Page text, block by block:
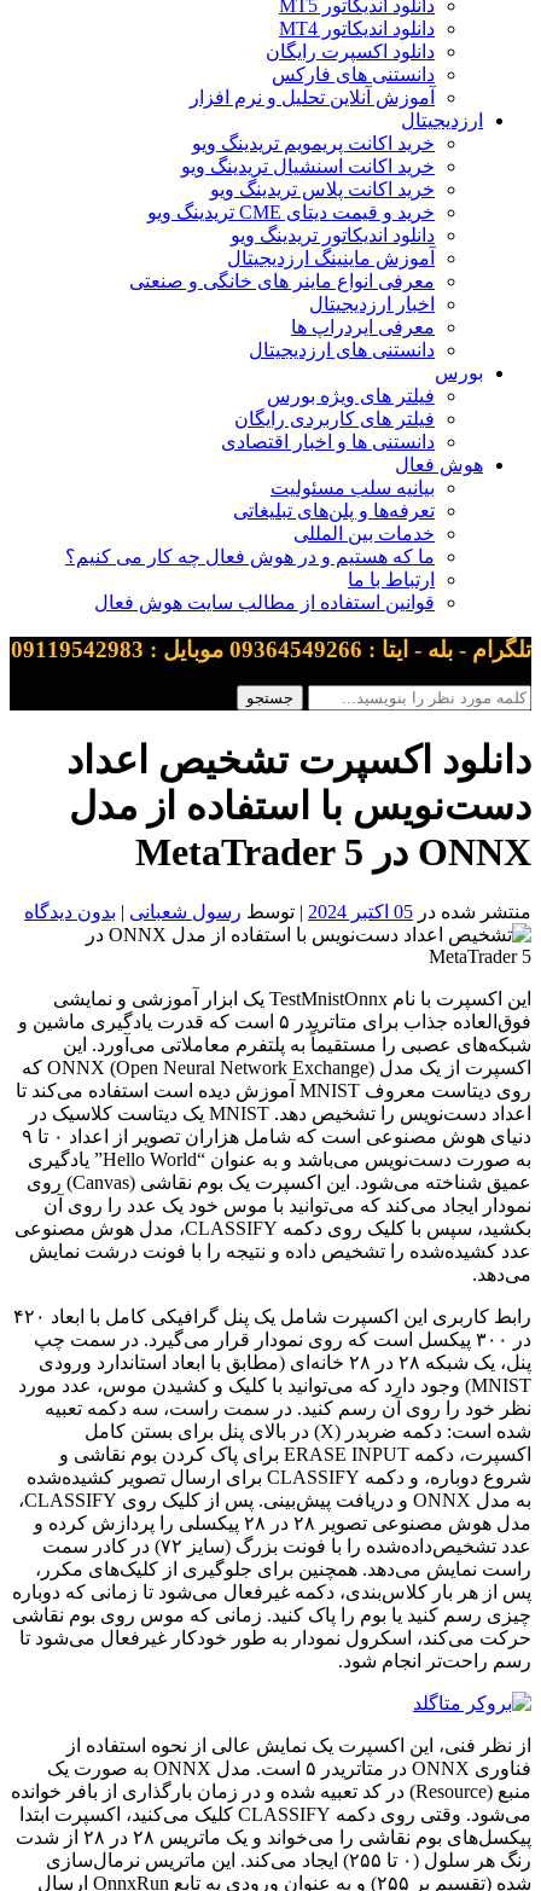
دانلود اندیکاتور MT5
دانلود اندیکاتور MT4
دانلود اکسپرت رایگان
دانستنی های فارکس
آموزش آنلاین تحلیل و نرم افزار
ارزدیجیتال
خرید اکانت پریمویم تریدینگ ویو
خرید اکانت اسنشیال تریدینگ ویو
خرید اکانت پلاس تریدینگ ویو
خرید و قیمت دیتای CME تریدینگ ویو
دانلود اندیکاتور تریدینگ ویو
آموزش ماینینگ ارزدیجیتال
معرفی انواع ماینر های خانگی و صنعتی
اخبار ارزدیجیتال
معرفی ایردراپ ها
دانستنی های ارزدیجیتال
بورس
فیلتر های ویژه بورس
فیلتر های کاربردی رایگان
دانستنی ها و اخبار اقتصادی
هوش فعال
بیانیه سلب مسئولیت
تعرفه‌ها و پلن‌های تبلیغاتی
خدمات بین المللی
ما که هستیم و در هوش فعال چه کار می کنیم؟
ارتباط با ما
قوانین استفاده از مطالب سایت هوش فعال
تلگرام - بله - ایتا : 09364549266 موبایل : 09119542983
دانلود اکسپرت تشخیص اعداد
دست‌نویس با استفاده از مدل
ONNX در MetaTrader 5
منتشر شده در 05 اکتبر 2024 | توسط رسول شعبانی | بدون دیدگاه
این اکسپرت با نام TestMnistOnnx یک ابزار آموزشی و نمایشی
فوق‌العاده جذاب برای متاتریدر ۵ است که قدرت یادگیری ماشین و
شبکه‌های عصبی را مستقیماً به پلتفرم معاملاتی می‌آورد. این
اکسپرت از یک مدل ONNX (Open Neural Network Exchange) که
روی دیتاست معروف MNIST آموزش دیده است استفاده می‌کند تا
اعداد دست‌نویس را تشخیص دهد. MNIST یک دیتاست کلاسیک در
دنیای هوش مصنوعی است که شامل هزاران تصویر از اعداد ۰ تا ۹
به صورت دست‌نویس می‌باشد و به عنوان “Hello World” یادگیری
عمیق شناخته می‌شود. این اکسپرت یک بوم نقاشی (Canvas) روی
نمودار ایجاد می‌کند که می‌توانید با موس خود یک عدد را روی آن
بکشید، سپس با کلیک روی دکمه CLASSIFY، مدل هوش مصنوعی
عدد کشیده‌شده را تشخیص داده و نتیجه را با فونت درشت نمایش
می‌دهد.
رابط کاربری این اکسپرت شامل یک پنل گرافیکی کامل با ابعاد ۴۲۰
در ۳۰۰ پیکسل است که روی نمودار قرار می‌گیرد. در سمت چپ
پنل، یک شبکه ۲۸ در ۲۸ خانه‌ای (مطابق با ابعاد استاندارد ورودی
MNIST) وجود دارد که می‌توانید با کلیک و کشیدن موس، عدد مورد
نظر خود را روی آن رسم کنید. در سمت راست، سه دکمه تعبیه
شده است: دکمه ضربدر (X) در بالای پنل برای بستن کامل
اکسپرت، دکمه ERASE INPUT برای پاک کردن بوم نقاشی و
شروع دوباره، و دکمه CLASSIFY برای ارسال تصویر کشیده‌شده
به مدل ONNX و دریافت پیش‌بینی. پس از کلیک روی CLASSIFY،
مدل هوش مصنوعی تصویر ۲۸ در ۲۸ پیکسلی را پردازش کرده و
عدد تشخیص‌داده‌شده را با فونت بزرگ (سایز ۷۲) در کادر سمت
راست نمایش می‌دهد. همچنین برای جلوگیری از کلیک‌های مکرر،
پس از هر بار کلاس‌بندی، دکمه غیرفعال می‌شود تا زمانی که دوباره
چیزی رسم کنید یا بوم را پاک کنید. زمانی که موس روی بوم نقاشی
حرکت می‌کند، اسکرول نمودار به طور خودکار غیرفعال می‌شود تا
رسم راحت‌تر انجام شود.
از نظر فنی، این اکسپرت یک نمایش عالی از نحوه استفاده از
فناوری ONNX در متاتریدر ۵ است. مدل ONNX به صورت یک
منبع (Resource) در کد تعبیه شده و در زمان بارگذاری از بافر خوانده
می‌شود. وقتی روی دکمه CLASSIFY کلیک می‌کنید، اکسپرت ابتدا
پیکسل‌های بوم نقاشی را می‌خواند و یک ماتریس ۲۸ در ۲۸ از شدت
رنگ هر سلول (۰ تا ۲۵۵) ایجاد می‌کند. این ماتریس نرمال‌سازی
شده (تقسیم بر ۲۵۵) و به عنوان ورودی به تابع OnnxRun ارسال